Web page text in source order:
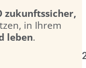
zukunftssicher,
in Ihrem
leben.